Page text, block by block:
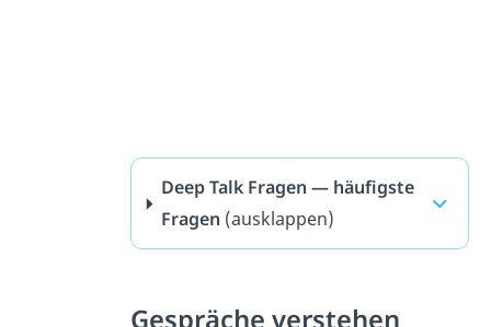
Deep Talk Fragen — häufigste
Fragen (ausklappen)
Gespräche verstehen